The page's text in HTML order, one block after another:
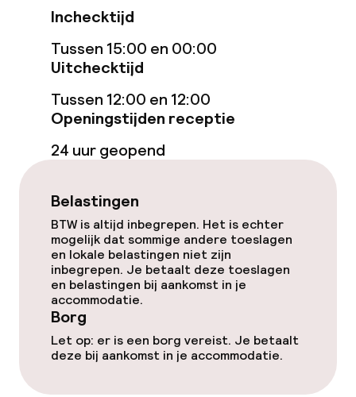
Eet- en drinkdiensten
Lunch à la carte
Diner à la carte
Roomservice
Faciliteiten en diensten voor kinderen
Babysitservice
Schoonmaakvoorzieningen
Inchecktijd
Tussen 15:00 en 00:00
Uitchecktijd
Tussen 12:00 en 12:00
Openingstijden receptie
24 uur geopend
Belastingen
BTW is altijd inbegrepen. Het is echter
mogelijk dat sommige andere toeslagen
en lokale belastingen niet zijn
inbegrepen. Je betaalt deze toeslagen
en belastingen bij aankomst in je
accommodatie.
Borg
Let op: er is een borg vereist. Je betaalt
deze bij aankomst in je accommodatie.